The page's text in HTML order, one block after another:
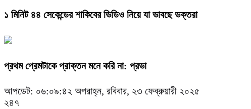
১ মিনিট ৪৪ সেকেন্ডের শাকিবের ভিডিও নিয়ে যা ভাবছে ভক্তরা
প্রথম প্রেমটাকে প্রাক্তন মনে করি না: প্রভা
আপডেট: ০৬:০৯:৪২ অপরাহ্ন, রবিবার, ২৩ ফেব্রুয়ারী ২০২৫
২৪৭